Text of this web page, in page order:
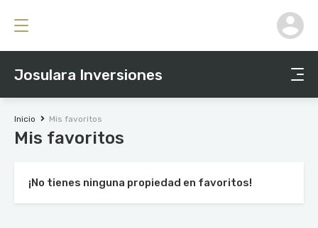
Josulara Inversiones
Inicio Mis favoritos
Mis favoritos
¡No tienes ninguna propiedad en favoritos!